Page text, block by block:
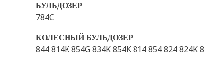
БУЛЬДОЗЕР
784C
КОЛЕСНЫЙ БУЛЬДОЗЕР
844 814K 854G 834K 854K 814 854 824 824K